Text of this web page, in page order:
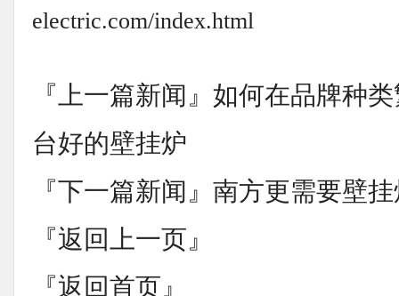
electric.com/index.html
『上一篇新闻』 如何在品牌种
台好的壁挂炉
『下一篇新闻』 南方更需要壁
『返回上一页』
『返回首页』